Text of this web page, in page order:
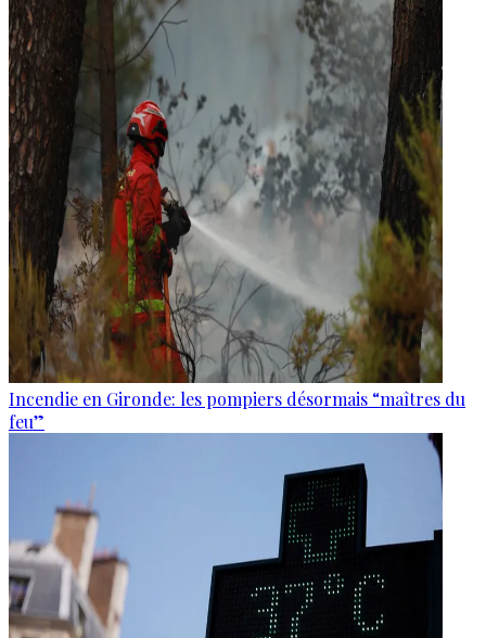
Incendie en Gironde: les pompiers désormais “maîtres du
feu”